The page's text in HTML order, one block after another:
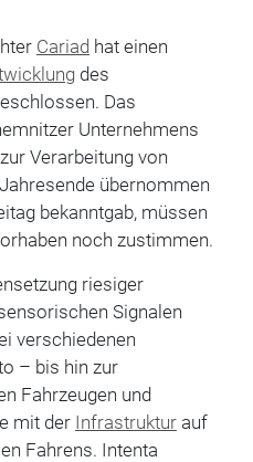
Cariad hat einen
des
Das
Unternehmens
Verarbeitung von
übernommen
bekanntgab, müssen
noch zustimmen.
riesiger
Signalen
verschiedenen
– bis hin zur
Fahrzeugen und
mit der Infrastrukturauf
Fahrens. Intenta